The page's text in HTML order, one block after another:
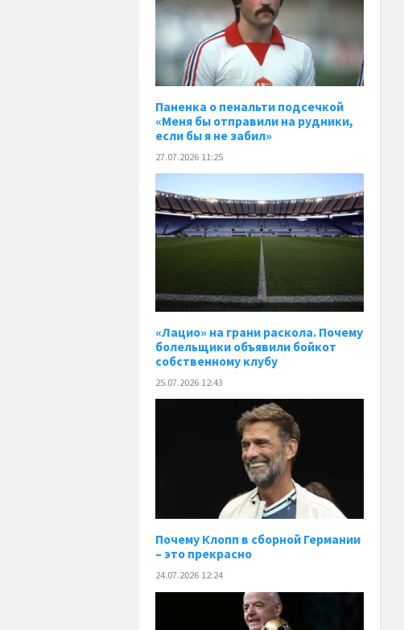
Паненка o пенальти подсечкой
«Меня бы отправили на рудники,
если бы я не забил»
27.07.2026 11:25
«Лацио» на грани раскола. Почему
болельщики объявили бойкот
собственному клубу
25.07.2026 12:43
Почему Клопп в сборной Германии
– это прекрасно
24.07.2026 12:24